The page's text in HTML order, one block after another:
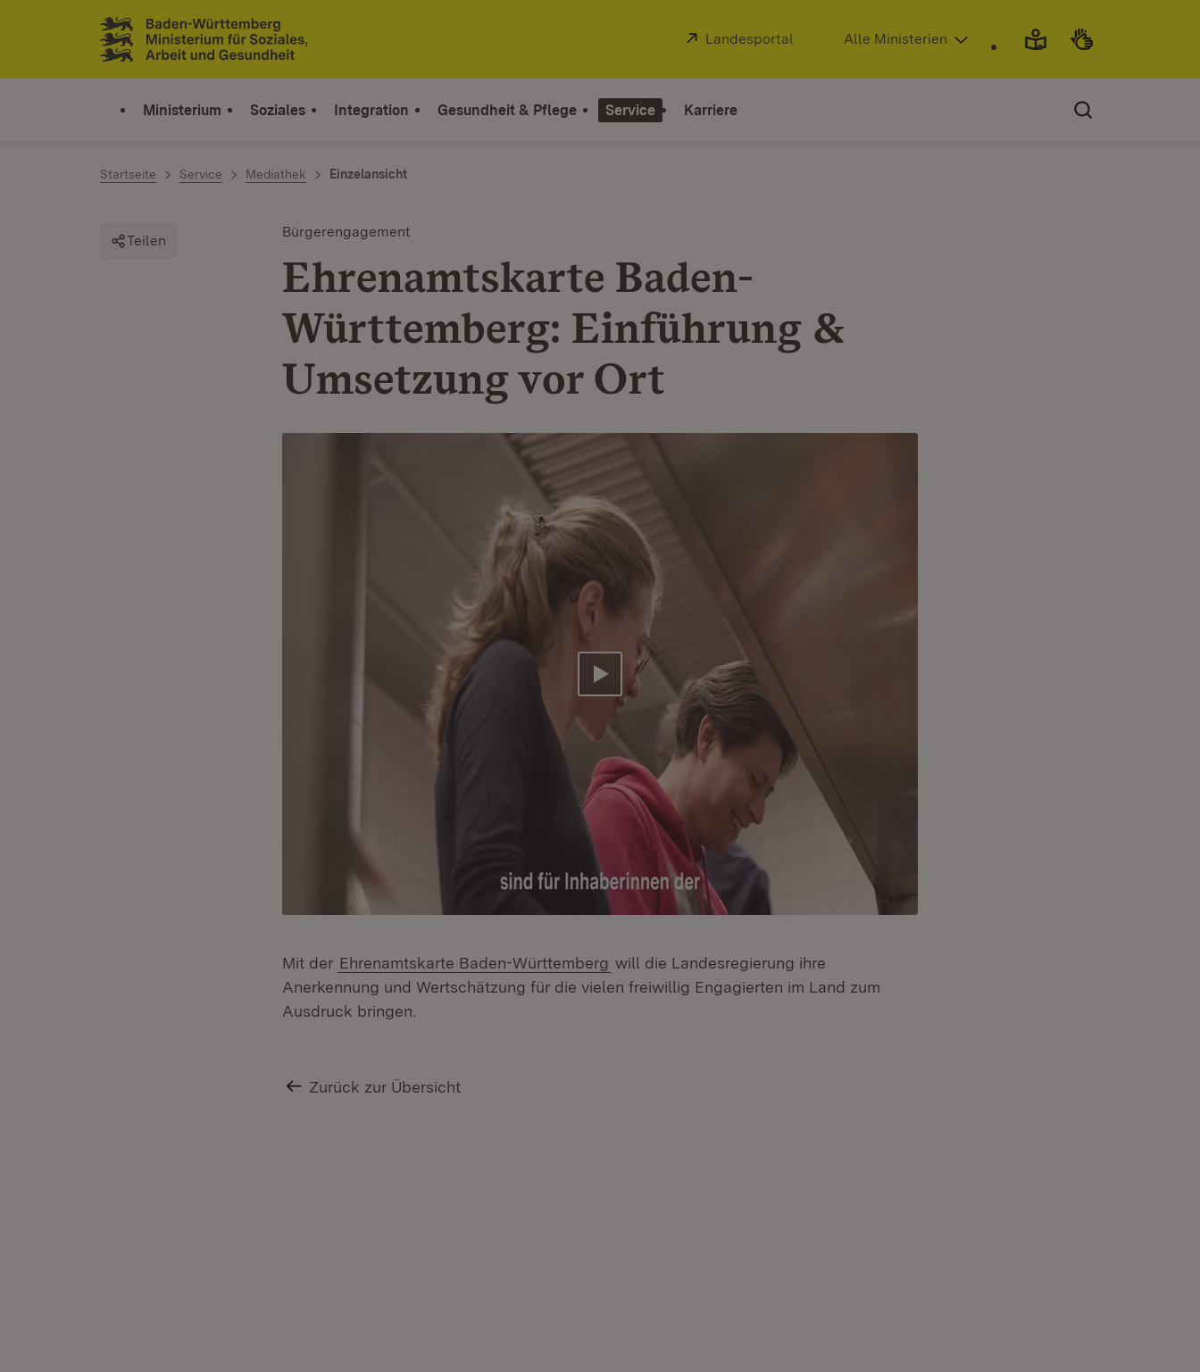
Zum Inhalt springen
Link zur Startseite
Extern:
Landesportal (Öffnet in neuem Fenster)
Alle Ministerien
Ministerium Soziales Integration Gesundheit & Pflege Service Karriere
Startseite Service Mediathek Einzelansicht
Bürgerengagement
Ehrenamtskarte Baden-
Württemberg: Einführung &
Umsetzung vor Ort
Teilen
Video abspielen
Mit der Ehrenamtskarte Baden-Württemberg will die Landesregierung ihre
Anerkennung und Wertschätzung für die vielen freiwillig Engagierten im Land zum
Ausdruck bringen.
Zurück zur Übersicht